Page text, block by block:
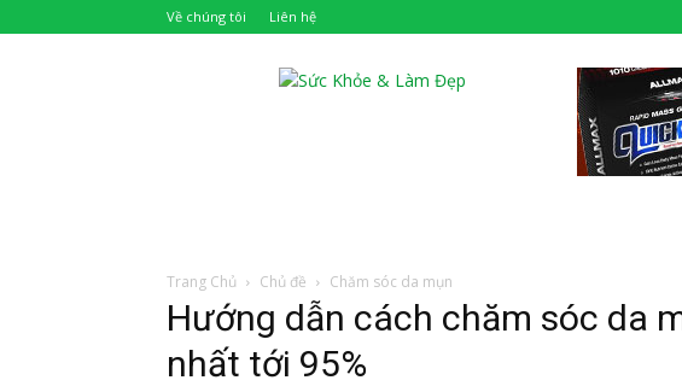
Về chúng tôi Liên hệ
Trang Chủ Chủ đề Chăm sóc da mụn
Hướng dẫn cách chăm sóc da
nhất tới 95%